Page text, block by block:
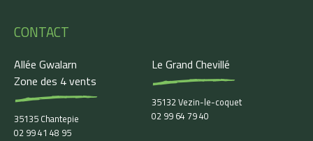
CONTACT
Allée Gwalarn
Zone des 4 vents
35135 Chantepie
02 99 41 48 95
Le Grand Chevillé
35132 Vezin-le-coquet
02 99 64 79 40